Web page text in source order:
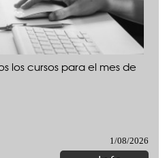
los cursos para el mes de
1/08/2026